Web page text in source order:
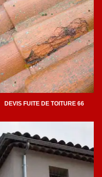
DEVIS FUITE DE TOITURE 66